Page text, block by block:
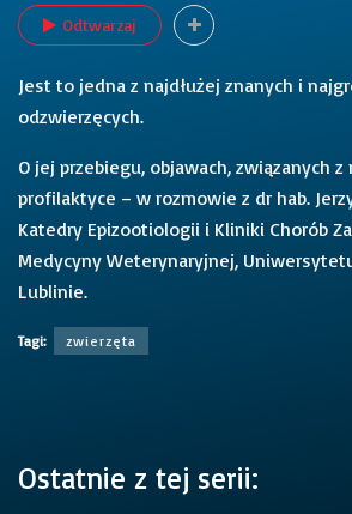
Odtwarzaj
Jest to jedna z najdłużej znanych i
odzwierzęcych.
O jej przebiegu, objawach, związanych
profilaktyce – w rozmowie z dr hab.
Katedry Epizootiologii i Kliniki Chorób
Medycyny Weterynaryjnej,
Lublinie.
Tagi: zwierzęta
Ostatnie z tej serii: